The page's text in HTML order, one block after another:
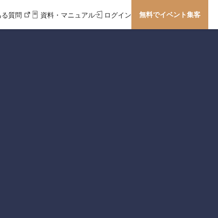
質問 資料・マニュアル ログイン 無料でイベント集客